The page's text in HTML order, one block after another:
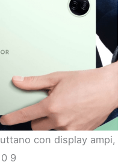
con display ampi,
9